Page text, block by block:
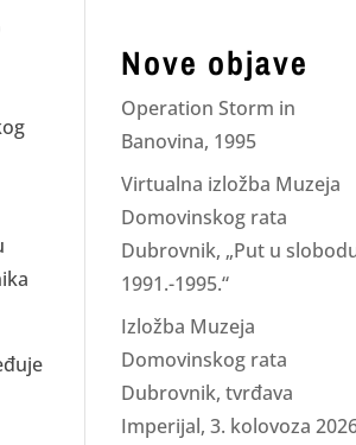
Nove objave
Operation Storm in
Banovina, 1995
Virtualna izložba Muzeja
Domovinskog rata
Dubrovnik, „Put u
1991.-1995.“
Izložba Muzeja
Domovinskog rata
Dubrovnik, tvrđava
Imperijal, 3. kolovoza